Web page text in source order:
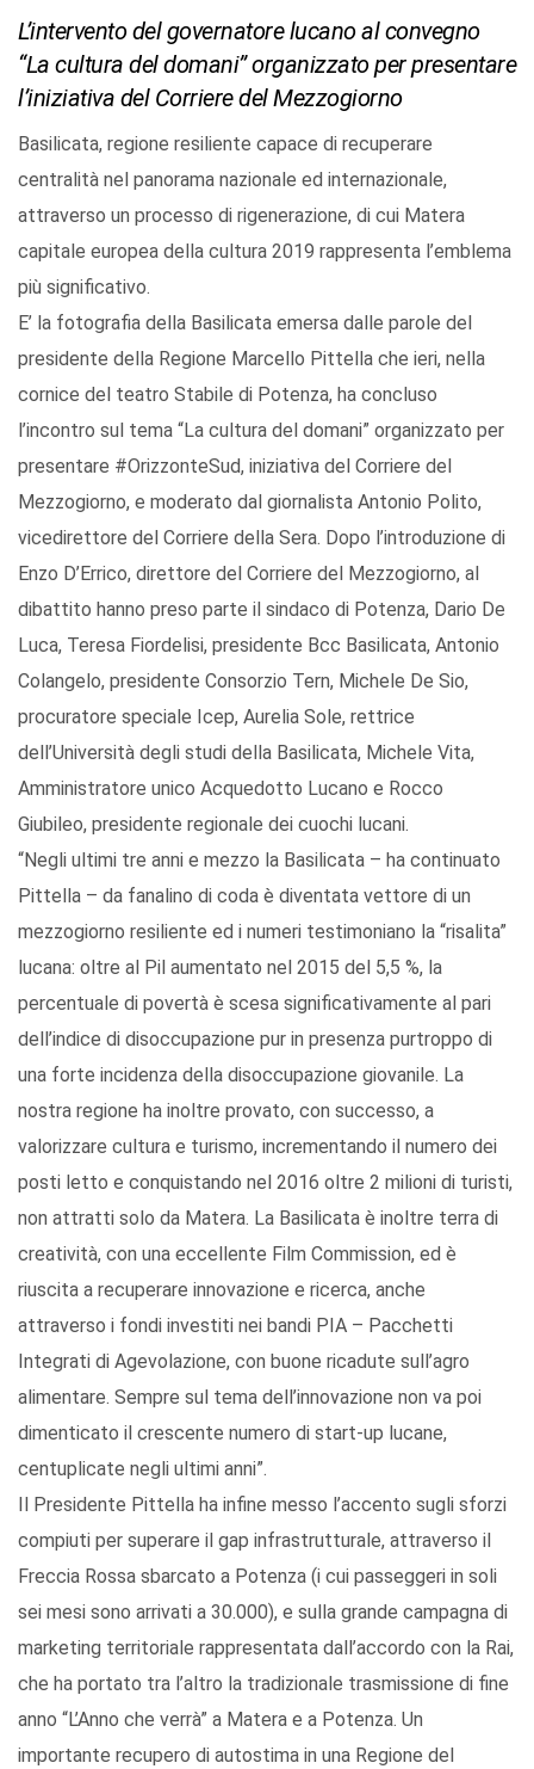
L’intervento del governatore lucano al convegno
“La cultura del domani” organizzato per presentare
l’iniziativa del Corriere del Mezzogiorno
Basilicata, regione resiliente capace di recuperare
centralità nel panorama nazionale ed internazionale,
attraverso un processo di rigenerazione, di cui Matera
capitale europea della cultura 2019 rappresenta l’emblema
più significativo.
E’ la fotografia della Basilicata emersa dalle parole del
presidente della Regione Marcello Pittella che ieri, nella
cornice del teatro Stabile di Potenza, ha concluso
l’incontro sul tema “La cultura del domani” organizzato per
presentare #OrizzonteSud, iniziativa del Corriere del
Mezzogiorno, e moderato dal giornalista Antonio Polito,
vicedirettore del Corriere della Sera. Dopo l’introduzione di
Enzo D’Errico, direttore del Corriere del Mezzogiorno, al
dibattito hanno preso parte il sindaco di Potenza, Dario De
Luca, Teresa Fiordelisi, presidente Bcc Basilicata, Antonio
Colangelo, presidente Consorzio Tern, Michele De Sio,
procuratore speciale Icep, Aurelia Sole, rettrice
dell’Università degli studi della Basilicata, Michele Vita,
Amministratore unico Acquedotto Lucano e Rocco
Giubileo, presidente regionale dei cuochi lucani.
“Negli ultimi tre anni e mezzo la Basilicata – ha continuato
Pittella – da fanalino di coda è diventata vettore di un
mezzogiorno resiliente ed i numeri testimoniano la “risalita”
lucana: oltre al Pil aumentato nel 2015 del 5,5 %, la
percentuale di povertà è scesa significativamente al pari
dell’indice di disoccupazione pur in presenza purtroppo di
una forte incidenza della disoccupazione giovanile. La
nostra regione ha inoltre provato, con successo, a
valorizzare cultura e turismo, incrementando il numero dei
posti letto e conquistando nel 2016 oltre 2 milioni di turisti,
non attratti solo da Matera. La Basilicata è inoltre terra di
creatività, con una eccellente Film Commission, ed è
riuscita a recuperare innovazione e ricerca, anche
attraverso i fondi investiti nei bandi PIA – Pacchetti
Integrati di Agevolazione, con buone ricadute sull’agro
alimentare. Sempre sul tema dell’innovazione non va poi
dimenticato il crescente numero di start-up lucane,
centuplicate negli ultimi anni”.
Il Presidente Pittella ha infine messo l’accento sugli sforzi
compiuti per superare il gap infrastrutturale, attraverso il
Freccia Rossa sbarcato a Potenza (i cui passeggeri in soli
sei mesi sono arrivati a 30.000), e sulla grande campagna di
marketing territoriale rappresentata dall’accordo con la Rai,
che ha portato tra l’altro la tradizionale trasmissione di fine
anno “L’Anno che verrà” a Matera e a Potenza. Un
importante recupero di autostima in una Regione del